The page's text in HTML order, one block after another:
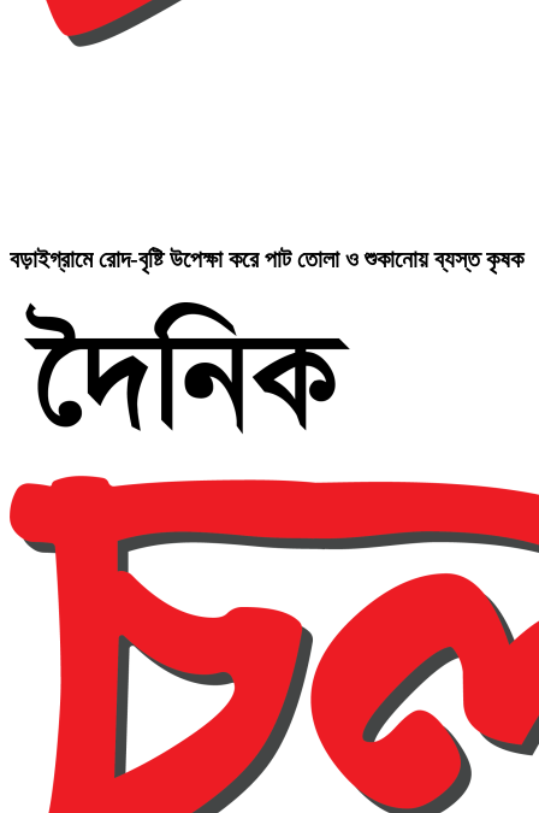
বড়াইগ্রামে রোদ-বৃষ্টি উপেক্ষা করে পাট তোলা ও শুকানোয় ব্যস্ত কৃষক